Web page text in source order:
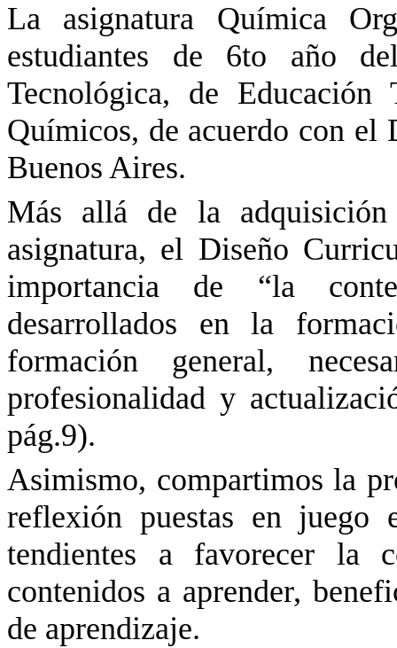
La asignatura Química
estudiantes de 6to año
Tecnológica, de Educación
Químicos, de acuerdo con
Buenos Aires.
Más allá de la
asignatura, el Diseño
importancia de “la
desarrollados en la
formación general,
profesionalidad y
pág.9).
Asimismo, compartimos la
reflexión puestas en
tendientes a favorecer la
contenidos a aprender,
de aprendizaje.